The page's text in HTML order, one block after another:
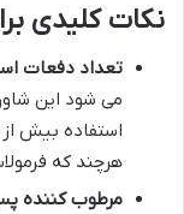
نکات کلیدی
تعداد دفعات
استفاده بیش
هرچند که
مرطوب کننده